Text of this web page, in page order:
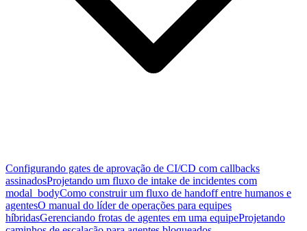
Configurando gates de aprovação de CI/CD com callbacks
assinadosProjetando um fluxo de intake de incidentes com
modal_bodyComo construir um fluxo de handoff entre humanos e
agentesO manual do líder de operações para equipes
híbridasGerenciando frotas de agentes em uma equipeProjetando